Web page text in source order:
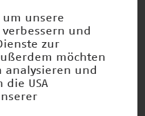
um unsere
und
zur
möchten
analysieren und
USA